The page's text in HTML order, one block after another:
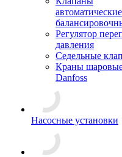
автоматические
Регулятор
давления
Седельные
Краны
Danfoss
Насосные установки